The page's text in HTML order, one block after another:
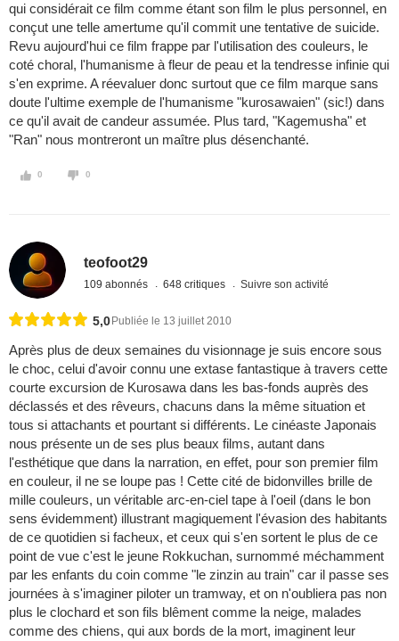
qui considérait ce film comme étant son film le plus personnel, en
conçut une telle amertume qu'il commit une tentative de suicide.
Revu aujourd'hui ce film frappe par l'utilisation des couleurs, le
coté choral, l'humanisme à fleur de peau et la tendresse infinie qui
s'en exprime. A réevaluer donc surtout que ce film marque sans
doute l'ultime exemple de l'humanisme "kurosawaien" (sic!) dans
ce qu'il avait de candeur assumée. Plus tard, "Kagemusha" et
"Ran" nous montreront un maître plus désenchanté.
0 0
teofoot29
109 abonnés 648 critiques Suivre son activité
5,0 Publiée le 13 juillet 2010
Après plus de deux semaines du visionnage je suis encore sous
le choc, celui d'avoir connu une extase fantastique à travers cette
courte excursion de Kurosawa dans les bas-fonds auprès des
déclassés et des rêveurs, chacuns dans la même situation et
tous si attachants et pourtant si différents. Le cinéaste Japonais
nous présente un de ses plus beaux films, autant dans
l'esthétique que dans la narration, en effet, pour son premier film
en couleur, il ne se loupe pas ! Cette cité de bidonvilles brille de
mille couleurs, un véritable arc-en-ciel tape à l'oeil (dans le bon
sens évidemment) illustrant magiquement l'évasion des habitants
de ce quotidien si facheux, et ceux qui s'en sortent le plus de ce
point de vue c'est le jeune Rokkuchan, surnommé méchamment
par les enfants du coin comme "le zinzin au train" car il passe ses
journées à s'imaginer piloter un tramway, et on n'oubliera pas non
plus le clochard et son fils blêment comme la neige, malades
comme des chiens, qui aux bords de la mort, imaginent leur